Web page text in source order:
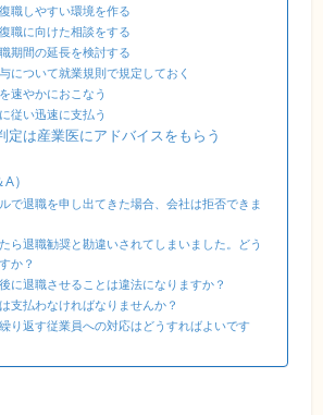
職しやすい環境を作る
職に向けた相談をする
期間の延長を検討する
について就業規則で規定しておく
速やかにおこなう
従い迅速に支払う
定は産業医にアドバイスをもらう
）
で退職を申し出てきた場合、会社は拒否できま
ら退職勧奨と勘違いされてしまいました。どう
か？
に退職させることは違法になりますか？
支払わなければなりませんか？
り返す従業員への対応はどうすればよいです